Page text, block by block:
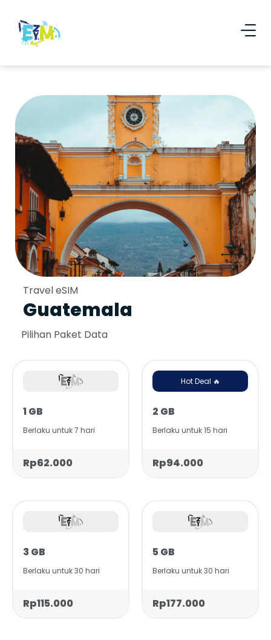
Travel eSIM
Guatemala
Pilihan Paket Data
1 GB
Berlaku untuk 7 hari
Rp62.000
Hot Deal 🔥
2 GB
Berlaku untuk 15 hari
Rp94.000
3 GB
Berlaku untuk 30 hari
Rp115.000
5 GB
Berlaku untuk 30 hari
Rp177.000